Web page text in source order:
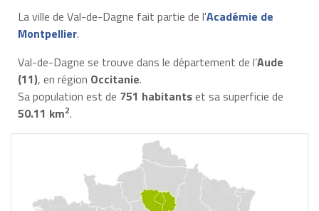
La ville de Val-de-Dagne fait partie de l'Académie de
Montpellier.
Val-de-Dagne se trouve dans le département de l’Aude
(11), en région Occitanie.
Sa population est de 751 habitantset sa superficie de
50.11 km2.